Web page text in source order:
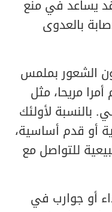
يساعد في منع
بالعدوى
الشعور بملمس
مريحا، مثل
بالنسبة لأولئك
أو قدم أساسية،
للتواصل مع
أو جوارب في